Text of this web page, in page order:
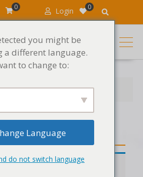
Login 0
0
Nicht klassifiziert
you might be
a different language.
to change to:
Language
do not switch language